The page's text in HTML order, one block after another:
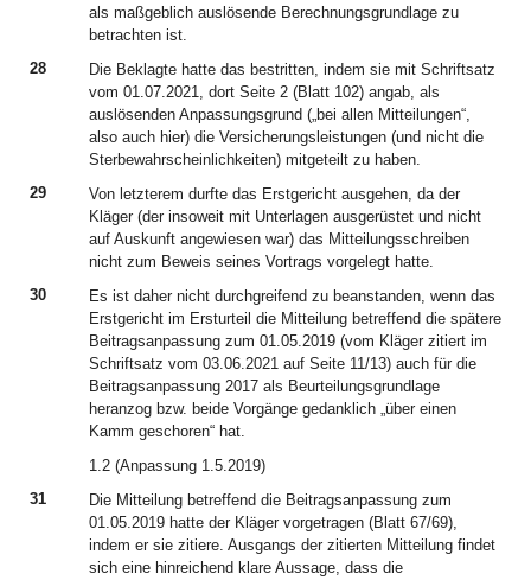
als maßgeblich auslösende Berechnungsgrundlage zu
betrachten ist.
28
Die Beklagte hatte das bestritten, indem sie mit Schriftsatz
vom 01.07.2021, dort Seite 2 (Blatt 102) angab, als
auslösenden Anpassungsgrund („bei allen Mitteilungen“,
also auch hier) die Versicherungsleistungen (und nicht die
Sterbewahrscheinlichkeiten) mitgeteilt zu haben.
29
Von letzterem durfte das Erstgericht ausgehen, da der
Kläger (der insoweit mit Unterlagen ausgerüstet und nicht
auf Auskunft angewiesen war) das Mitteilungsschreiben
nicht zum Beweis seines Vortrags vorgelegt hatte.
30
Es ist daher nicht durchgreifend zu beanstanden, wenn das
Erstgericht im Ersturteil die Mitteilung betreffend die spätere
Beitragsanpassung zum 01.05.2019 (vom Kläger zitiert im
Schriftsatz vom 03.06.2021 auf Seite 11/13) auch für die
Beitragsanpassung 2017 als Beurteilungsgrundlage
heranzog bzw. beide Vorgänge gedanklich „über einen
Kamm geschoren“ hat.
1.2 (Anpassung 1.5.2019)
31
Die Mitteilung betreffend die Beitragsanpassung zum
01.05.2019 hatte der Kläger vorgetragen (Blatt 67/69),
indem er sie zitiere. Ausgangs der zitierten Mitteilung findet
sich eine hinreichend klare Aussage, dass die